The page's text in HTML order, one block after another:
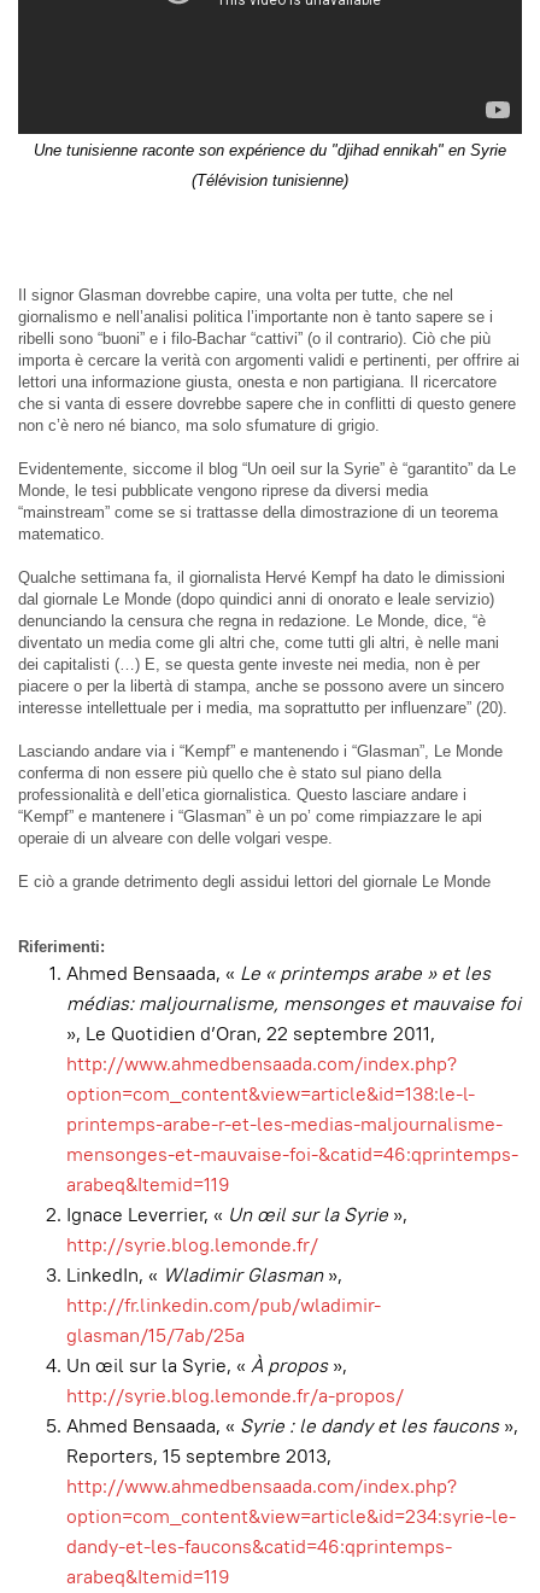
Une tunisienne raconte son expérience du "djihad ennikah" en Syrie
(Télévision tunisienne)
Il signor Glasman dovrebbe capire, una volta per tutte, che nel
giornalismo e nell’analisi politica l’importante non è tanto sapere se i
ribelli sono “buoni” e i filo-Bachar “cattivi” (o il contrario). Ciò che più
importa è cercare la verità con argomenti validi e pertinenti, per offrire ai
lettori una informazione giusta, onesta e non partigiana. Il ricercatore
che si vanta di essere dovrebbe sapere che in conflitti di questo genere
non c’è nero né bianco, ma solo sfumature di grigio.
Evidentemente, siccome il blog “Un oeil sur la Syrie” è “garantito” da Le
Monde, le tesi pubblicate vengono riprese da diversi media
“mainstream” come se si trattasse della dimostrazione di un teorema
matematico.
Qualche settimana fa, il giornalista Hervé Kempf ha dato le dimissioni
dal giornale Le Monde (dopo quindici anni di onorato e leale servizio)
denunciando la censura che regna in redazione. Le Monde, dice, “è
diventato un media come gli altri che, come tutti gli altri, è nelle mani
dei capitalisti (…) E, se questa gente investe nei media, non è per
piacere o per la libertà di stampa, anche se possono avere un sincero
interesse intellettuale per i media, ma soprattutto per influenzare” (20).
Lasciando andare via i “Kempf” e mantenendo i “Glasman”, Le Monde
conferma di non essere più quello che è stato sul piano della
professionalità e dell’etica giornalistica. Questo lasciare andare i
“Kempf” e mantenere i “Glasman” è un po’ come rimpiazzare le api
operaie di un alveare con delle volgari vespe.
E ciò a grande detrimento degli assidui lettori del giornale Le Monde
Riferimenti:
Ahmed Bensaada, « Le « printemps arabe » et les
médias: maljournalisme, mensonges et mauvaise foi
», Le Quotidien d’Oran, 22 septembre 2011,
http://www.ahmedbensaada.com/index.php?
option=com_content&view=article&id=138:le-l-
printemps-arabe-r-et-les-medias-maljournalisme-
mensonges-et-mauvaise-foi-&catid=46:qprintemps-
arabeq&Itemid=119
Ignace Leverrier, « Un œil sur la Syrie »,
http://syrie.blog.lemonde.fr/
LinkedIn, « Wladimir Glasman»,
http://fr.linkedin.com/pub/wladimir-
glasman/15/7ab/25a
Un œil sur la Syrie, « À propos»,
http://syrie.blog.lemonde.fr/a-propos/
Ahmed Bensaada, « Syrie : le dandy et les faucons»,
Reporters, 15 septembre 2013,
http://www.ahmedbensaada.com/index.php?
option=com_content&view=article&id=234:syrie-le-
dandy-et-les-faucons&catid=46:qprintemps-
arabeq&Itemid=119